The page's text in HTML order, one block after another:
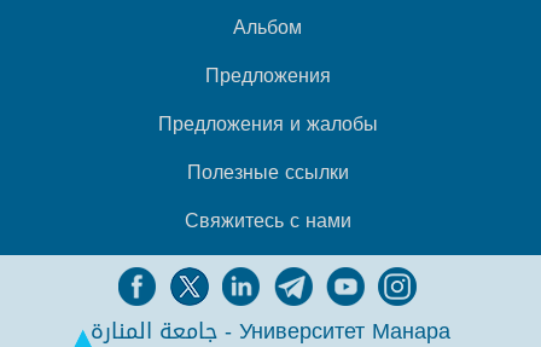
Альбом
Предложения
Предложения и жалобы
Полезные ссылки
Свяжитесь с нами
جامعة المنارة - Университет Манара